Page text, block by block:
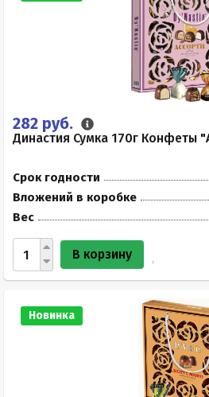
282 руб.
Династия Сумка 170г Конфеты
Срок годности
Вложений в коробке
Вес
В корзину
Новинка